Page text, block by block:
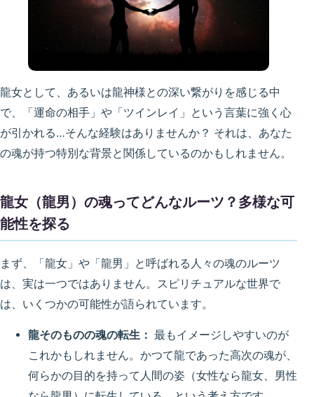
龍女として、あるいは龍神様との深い繋がりを感じる中
で、「運命の相手」や「ツインレイ」という言葉に強く心
が引かれる…そんな経験はありませんか？ それは、あなた
の魂が持つ特別な背景と関係しているのかもしれません。
龍女（龍男）の魂ってどんなルーツ？多様な可
能性を探る
まず、「龍女」や「龍男」と呼ばれる人々の魂のルーツ
は、実は一つではありません。スピリチュアルな世界で
は、いくつかの可能性が語られています。
龍そのものの魂の転生： 最もイメージしやすいのが
これかもしれません。かつて龍であった高次の魂が、
何らかの目的を持って人間の姿（女性なら龍女、男性